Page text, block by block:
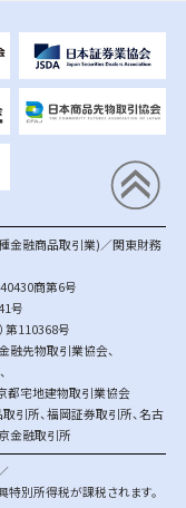
金融商品取引業)／関東財務
商第6号
号
第110368号
融先物取引業協会、
、
都宅地建物取引業協会
取引所、福岡証券取引所、名古
金融取引所
別所得税が課税されます。